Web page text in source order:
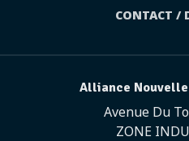
CONTACT /
Alliance
Avenue Du
ZONE